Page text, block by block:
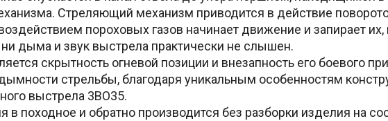
Стреляющий механизм приводится в действие
пороховых газов начинает движение и запирает
ни дыма и звук выстрела практически не слышен.
скрытность огневой позиции и внезапность его боевого
стрельбы, благодаря уникальным особенностям
выстрела 3ВО35.
походное и обратно производится без разборки изделия на